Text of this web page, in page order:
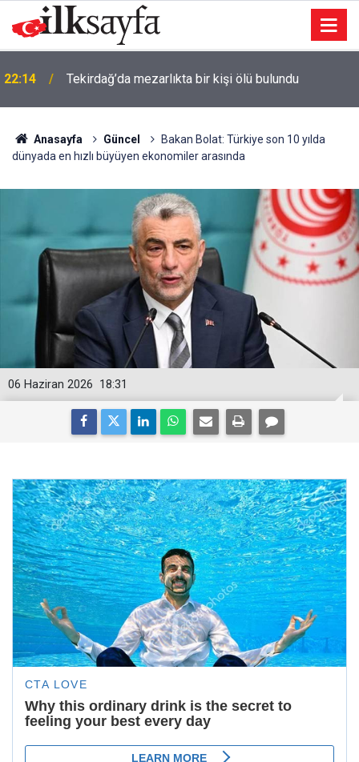
22:14 Tekirdağ’da mezarlıkta bir kişi ölü bulundu
Anasayfa Güncel
Bakan Bolat: Türkiye son 10 yılda
dünyada en hızlı büyüyen ekonomiler arasında
18:31
06 Haziran 2026